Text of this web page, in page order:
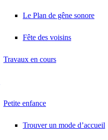
Le Plan de gêne sonore
Fête des voisins
Travaux en cours
Petite enfance
Trouver un mode d’accueil